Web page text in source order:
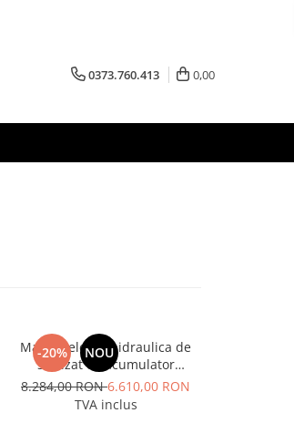
0373.760.413 0,00
-20% NOU
Masina electrohidraulica de
sertizat cu acumulator
Rothenberger ROMAX 4000
8.284,00 RON6.610,00 RON
TVA inclus